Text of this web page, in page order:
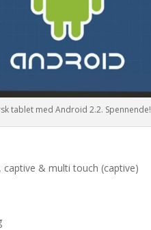
tablet med Android 2.2. Spennende!
captive & multi touch (captive)